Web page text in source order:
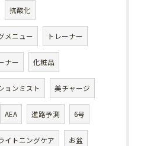
抗酸化
メニュー トレーナー
ナー 化粧品
ョンミスト 美チャージ
AEA 進路予測 6号
イトニングケア お盆